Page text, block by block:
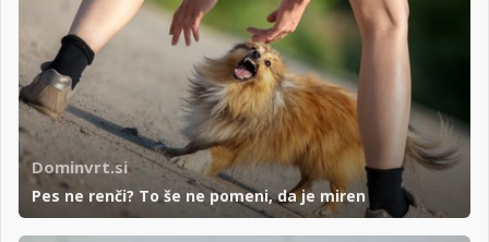
Dominvrt.si
Pes ne renči? To še ne pomeni, da je miren